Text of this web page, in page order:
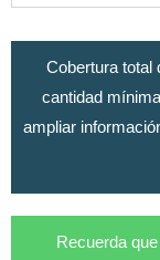
Cobertura total
cantidad
ampliar
Recuerda